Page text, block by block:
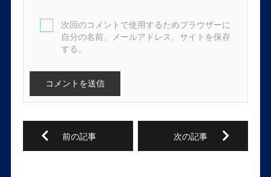
次回のコメントで使用するためブラウザーに
自分の名前、メールアドレス、サイトを保存
する。